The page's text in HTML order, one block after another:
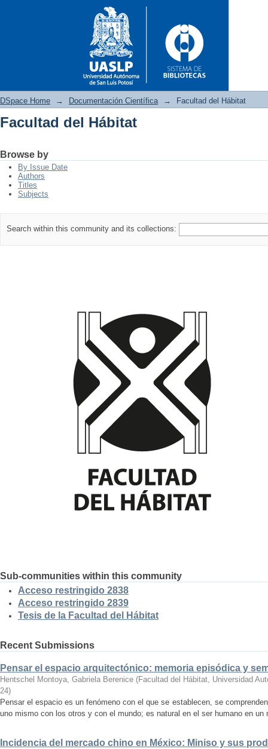
DSpace Home → Documentación Científica → Facultad del Hábitat
Facultad del Hábitat
Browse by
By Issue Date
Authors
Titles
Subjects
Search within this community and its collections:
Sub-communities within this community
Acceso restringido 2838
Acceso restringido 2839
Tesis de la Facultad del Hábitat
Recent Submissions
Pensar el espacio arquitectónico: memoria episódica y
Hentschel Montoya, Gabriela Berenice (Facultad del Hábitat, Universidad
24)
Pensar el espacio es un fenómeno con el que se establecen, se
uno mismo con los otros y con el mundo; es natural en el ser humano en
Incidencia del mercado chino en México: Miniso y sus